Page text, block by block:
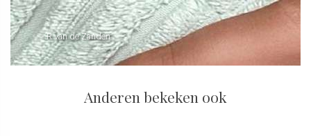
- R van de Zanden
Anderen bekeken ook